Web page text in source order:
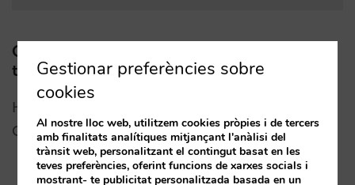
Quins altres canvis porta el Net CPA de
trivago?
Hi ha moltes coses que no canvien entre el Net
CPA i CPA brut de trivago i seguiran igual:
Gestionar preferències sobre
cookies
Al nostre lloc web, utilitzem cookies pròpies i de tercers
amb finalitats analítiques mitjançant l'anàlisi del
trànsit web, personalitzant el contingut basat en les
teves preferències, oferint funcions de xarxes socials i
mostrant- te publicitat personalitzada basada en un